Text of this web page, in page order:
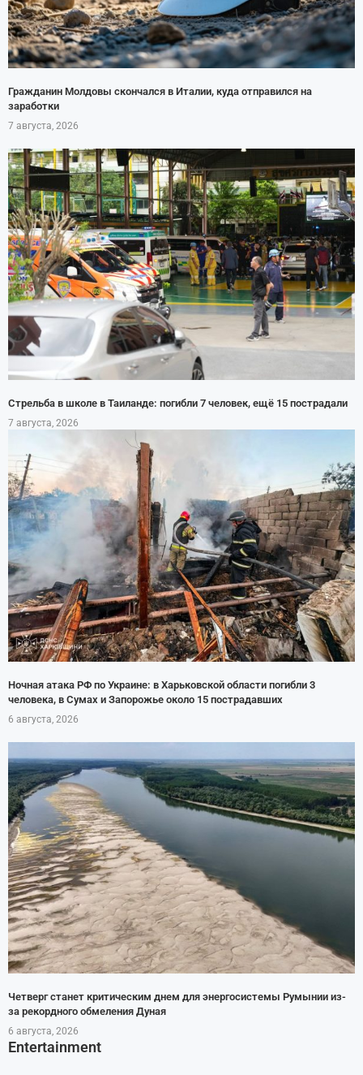
Гражданин Молдовы скончался в Италии, куда отправился на
заработки
7 августа, 2026
Стрельба в школе в Таиланде: погибли 7 человек, ещё 15 пострадали
7 августа, 2026
Ночная атака РФ по Украине: в Харьковской области погибли 3
человека, в Сумах и Запорожье около 15 пострадавших
6 августа, 2026
Четверг станет критическим днем для энергосистемы Румынии из-
за рекордного обмеления Дуная
6 августа, 2026
Entertainment